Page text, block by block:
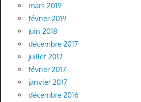
mars 2019
février 2019
juin 2018
décembre 2017
juillet 2017
février 2017
janvier 2017
décembre 2016